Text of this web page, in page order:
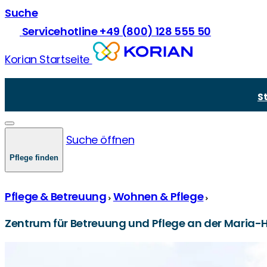
Suche
Servicehotline +49 (800) 128 555 50
Korian Startseite
Vollstationäre Pflege
Demenzpflege
Verhinderungspflege
Junge Pflege
Comorbidität
Über Korian
Unsere Werte
Zukünftige Standorte & Bauprojekte
Pflege und Prävention
Demenz und Pflege
Gesetze und Recht
Pflegegrade
Pflegekasse und -finanzierung
Pflege finden
Suche öffnen
Pflege & Betreuung Wohnen & Pflege
Zentrum für Betreuung und Pflege an der Maria-